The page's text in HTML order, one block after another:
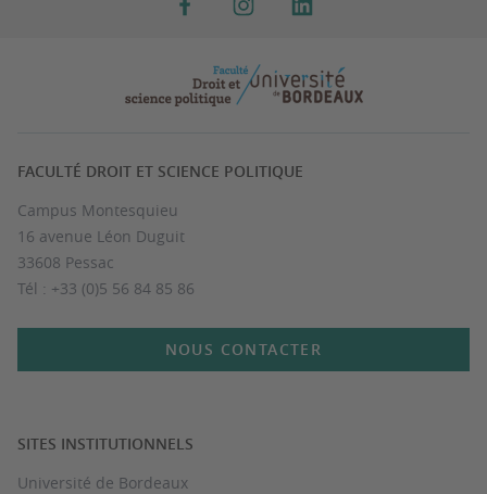
FACULTÉ DROIT ET SCIENCE POLITIQUE
Campus Montesquieu
16 avenue Léon Duguit
33608 Pessac
Tél : +33 (0)5 56 84 85 86
NOUS CONTACTER
SITES INSTITUTIONNELS
Université de Bordeaux